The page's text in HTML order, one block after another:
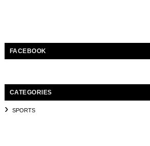
FACEBOOK
CATEGORIES
SPORTS